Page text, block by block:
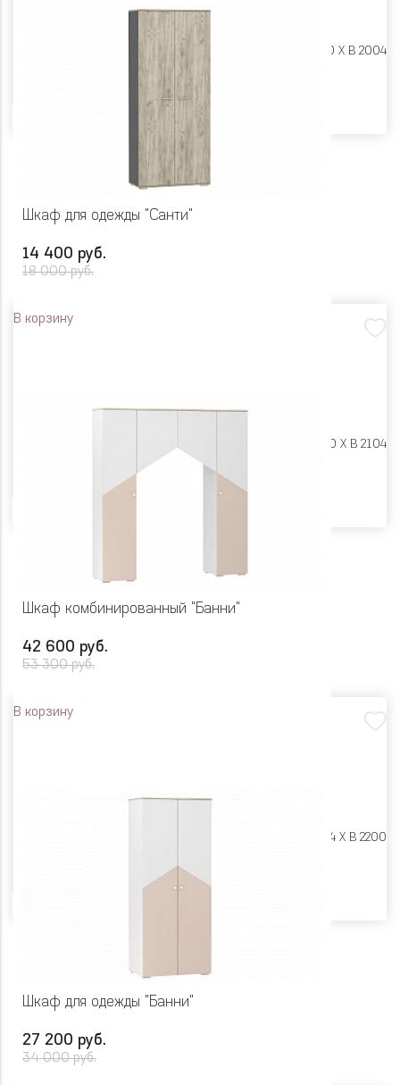
Ш 850 X Г 400 X В 2004
Шкаф для одежды "Санти"
14 400 руб.
18 000 руб.
В корзину
Ш 900 X Г 400 X В 2104
Шкаф комбинированный "Банни"
42 600 руб.
53 300 руб.
В корзину
Ш 2024 X Г 464 X В 2200
Шкаф для одежды "Банни"
27 200 руб.
34 000 руб.